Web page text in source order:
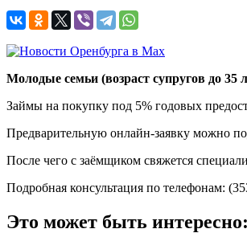
Молодые семьи (возраст супругов до
Займы на покупку под 5% годовых
Предварительную онлайн-заявку можно
После чего с заёмщиком свяжется
Подробная консультация по телефонам:
Это может быть интересно: